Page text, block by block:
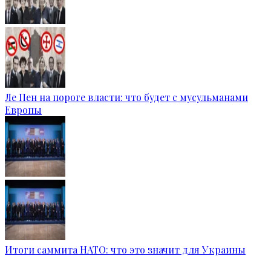
Ле Пен на пороге власти: что будет с мусульманами
Европы
Итоги саммита НАТО: что это значит для Украины